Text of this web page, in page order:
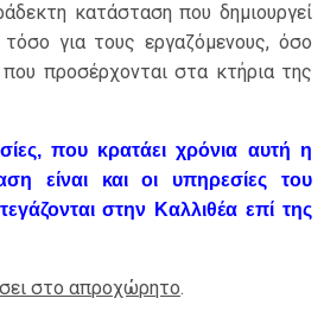
κατάσταση που δημιουργεί
τόσο για τους εργαζόμενους, όσο
που προσέρχονται στα κτήρια της
που κρατάει χρόνια αυτή η
είναι και οι υπηρεσίες του
στην Καλλιθέα επί της
στο απροχώρητο.